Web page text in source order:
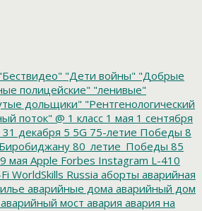
"Дети войны" "Добрые
полицейские" "ленивые"
дольщики" "Рентгенологический
поток" @ 1 класс 1 мая 1 сентября
31 декабря 5 5G 75-летие Победы 8
80_летие_Победы 85
9 мая Apple Forbes Instagram L-410
WorldSkills Russia аборты аварийная
аварийные дома аварийный дом
аварийный мост авария авария на